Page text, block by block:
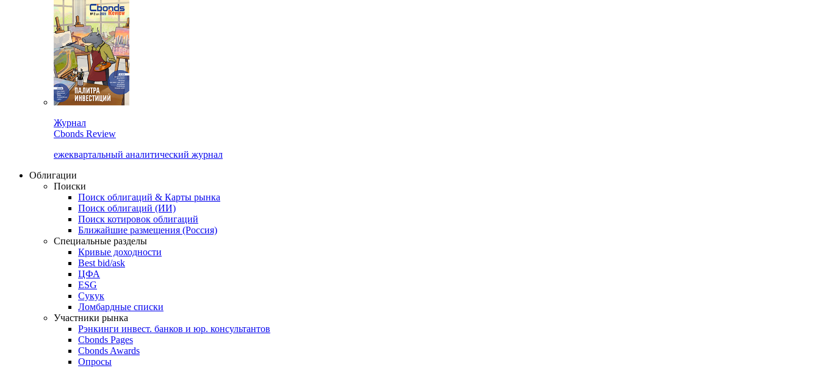
Журнал
Cbonds Review
ежеквартальный аналитический журнал
Облигации
Поиски
Поиск облигаций & Карты рынка
Поиск облигаций (ИИ)
Поиск котировок облигаций
Ближайшие размещения (Россия)
Специальные разделы
Кривые доходности
Best bid/ask
ЦФА
ESG
Сукук
Ломбардные списки
Участники рынка
Рэнкинги инвест. банков и юр. консультантов
Cbonds Pages
Cbonds Awards
Опросы